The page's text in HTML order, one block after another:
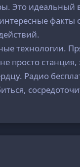
Это идеальный
технологии.
просто
Радио